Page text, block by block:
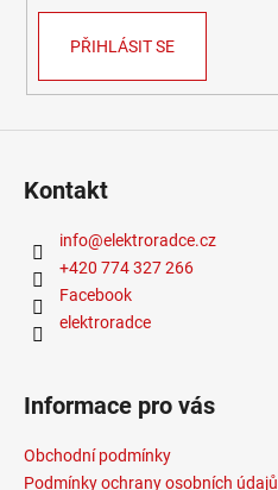
PŘIHLÁSIT SE
Kontakt
info@elektroradce.cz
+420 774 327 266
Facebook
elektroradce
Informace pro vás
Obchodní podmínky
Podmínky ochrany osobních údajů